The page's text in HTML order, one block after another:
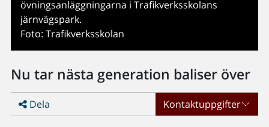
övningsanläggningarna i Trafikverksskolans
järnvägspark.
Foto: Trafikverksskolan
Nu tar nästa generation baliser över
Dela Kontaktuppgifter